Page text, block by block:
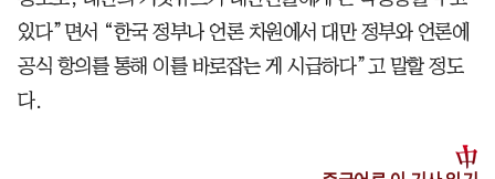
있다”면서 “한국 정부나 언론 차원에서 대만 정부와 언론에
공식 항의를 통해 이를 바로잡는 게 시급하다”고 말할 정도
다.